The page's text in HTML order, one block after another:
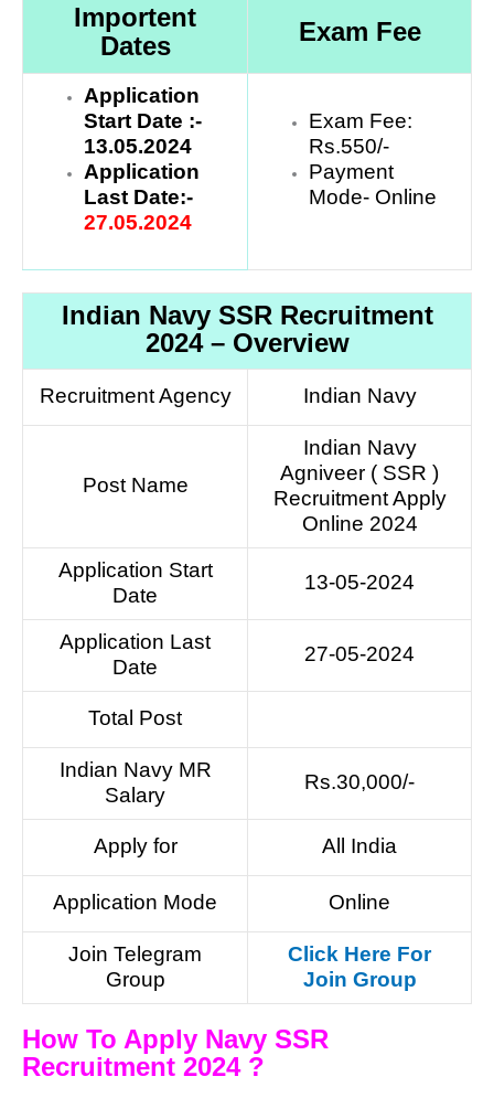
Importent
Dates
Exam Fee
Application
Start Date :-
13.05.2024
Application
Last Date:-
27.05.2024
Exam Fee:
Rs.550/-
Payment
Mode- Online
Indian Navy SSR Recruitment
2024 – Overview
Recruitment Agency Indian Navy
Post Name
Indian Navy
Agniveer ( SSR )
Recruitment Apply
Online 2024
Application Start
Date
13-05-2024
Application Last
Date
27-05-2024
Total Post
Indian Navy MR
Salary
Rs.30,000/-
Apply for All India
Application Mode Online
Join Telegram
Group
Click Here For
Join Group
How To Apply Navy SSR
Recruitment 2024 ?